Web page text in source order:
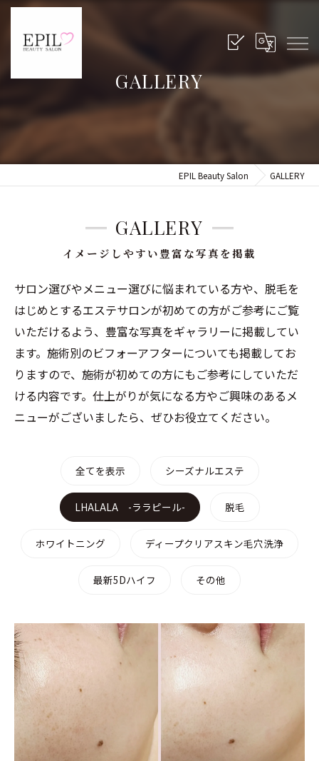
GALLERY
EPIL Beauty Salon GALLERY
GALLERY
イメージしやすい豊富な写真を掲載
サロン選びやメニュー選びに悩まれている方や、脱毛を
はじめとするエステサロンが初めての方がご参考にご覧
いただけるよう、豊富な写真をギャラリーに掲載してい
ます。施術別のビフォーアフターについても掲載してお
りますので、施術が初めての方にもご参考にしていただ
ける内容です。仕上がりが気になる方やご興味のあるメ
ニューがございましたら、ぜひお役立てください。
全てを表示 シーズナルエステ
LHALALA -ララピール- 脱毛
ホワイトニング ディープクリアスキン毛穴洗浄
最新5Dハイフ その他